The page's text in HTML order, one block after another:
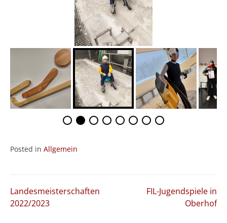
Posted in Allgemein
Beitragsnavigation
Landesmeisterschaften
2022/2023
FIL-Jugendspiele in
Oberhof